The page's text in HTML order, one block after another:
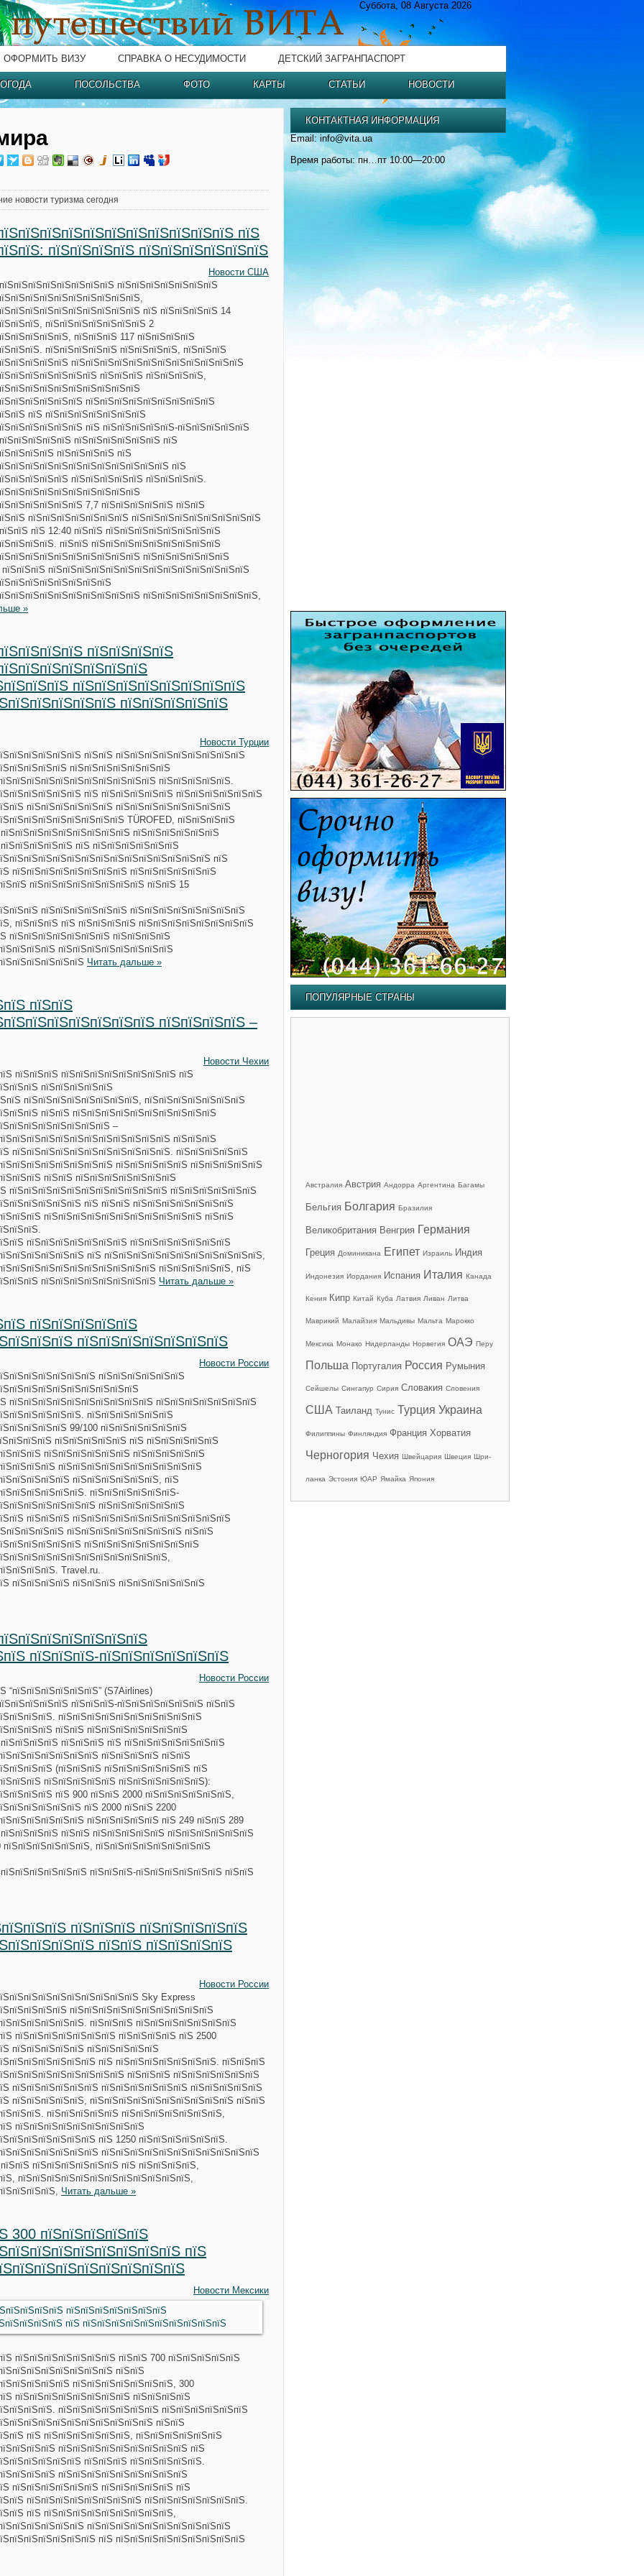
Суббота, 08 Августа 2026
ОФОРМИТЬ ВИЗУ СПРАВКА О НЕСУДИМОСТИ ДЕТСКИЙ ЗАГРАНПАСПОРТ
ПОСОЛЬСТВА ФОТО КАРТЫ СТАТЬИ НОВОСТИ
новости туризма сегодня
пїЅ
пїЅпїЅпїЅпїЅ пїЅпїЅпїЅпїЅпїЅпїЅ
Новости США
пїЅпїЅпїЅпїЅпїЅпїЅпїЅ
пїЅ пїЅпїЅпїЅпїЅ 14
пїЅпїЅпїЅпїЅпїЅпїЅпїЅ 2
пїЅпїЅпїЅ 117 пїЅпїЅпїЅпїЅ
пїЅпїЅпїЅпїЅпїЅ пїЅпїЅпїЅпїЅ, пїЅпїЅпїЅ
пїЅпїЅпїЅпїЅпїЅпїЅпїЅпїЅпїЅпїЅпїЅпїЅ
пїЅпїЅпїЅ пїЅпїЅпїЅпїЅ,
пїЅпїЅпїЅпїЅпїЅпїЅпїЅпїЅпїЅ
пїЅ пїЅпїЅпїЅпїЅпїЅпїЅпїЅ
пїЅ пїЅпїЅпїЅпїЅпїЅ-пїЅпїЅпїЅпїЅпїЅ
пїЅпїЅпїЅпїЅпїЅпїЅ пїЅ
пїЅпїЅпїЅпїЅ пїЅ
пїЅ
пїЅпїЅпїЅпїЅпїЅ пїЅпїЅпїЅпїЅ.
7,7 пїЅпїЅпїЅпїЅпїЅ пїЅпїЅ
пїЅпїЅпїЅпїЅпїЅпїЅпїЅ пїЅпїЅпїЅпїЅпїЅпїЅпїЅпїЅпїЅ
пїЅ 12:40 пїЅпїЅ пїЅпїЅпїЅпїЅпїЅпїЅпїЅпїЅ
пїЅпїЅ пїЅпїЅпїЅпїЅпїЅпїЅпїЅпїЅпїЅ
пїЅпїЅпїЅпїЅпїЅпїЅ
пїЅпїЅпїЅпїЅпїЅпїЅпїЅпїЅпїЅпїЅпїЅпїЅпїЅпїЅ
пїЅпїЅпїЅпїЅпїЅпїЅпїЅпїЅ,
»
пїЅпїЅпїЅпїЅ
пїЅпїЅпїЅпїЅпїЅпїЅпїЅпїЅ
пїЅпїЅпїЅпїЅпїЅ
Новости Турции
пїЅпїЅ пїЅпїЅпїЅпїЅпїЅпїЅпїЅпїЅпїЅ
пїЅпїЅпїЅпїЅпїЅпїЅпїЅ
пїЅпїЅпїЅпїЅпїЅ.
пїЅ пїЅпїЅпїЅпїЅпїЅ пїЅпїЅпїЅпїЅпїЅпїЅ
пїЅпїЅпїЅпїЅпїЅпїЅ пїЅпїЅпїЅпїЅпїЅпїЅпїЅпїЅ
TÜROFED, пїЅпїЅпїЅпїЅ
пїЅпїЅпїЅпїЅпїЅпїЅ
пїЅ пїЅпїЅпїЅпїЅпїЅпїЅ
пїЅ
пїЅпїЅпїЅпїЅпїЅпїЅпїЅпїЅ пїЅпїЅпїЅпїЅпїЅпїЅ
пїЅпїЅпїЅпїЅпїЅпїЅпїЅпїЅ пїЅпїЅ 15
пїЅпїЅпїЅпїЅпїЅпїЅ пїЅпїЅпїЅпїЅпїЅпїЅпїЅпїЅ
пїЅпїЅпїЅ пїЅ пїЅпїЅпїЅпїЅ пїЅпїЅпїЅпїЅпїЅпїЅпїЅпїЅ
пїЅпїЅпїЅпїЅпїЅпїЅпїЅ пїЅпїЅпїЅпїЅ
пїЅпїЅпїЅпїЅпїЅпїЅпїЅпїЅ
Читать дальше »
пїЅпїЅ
пїЅпїЅпїЅпїЅ –
Новости Чехии
пїЅпїЅпїЅ пїЅпїЅпїЅпїЅпїЅпїЅпїЅпїЅ пїЅ
пїЅпїЅпїЅпїЅпїЅ
пїЅпїЅпїЅпїЅпїЅпїЅпїЅпїЅ, пїЅпїЅпїЅпїЅпїЅпїЅпїЅ
пїЅпїЅ пїЅпїЅпїЅпїЅпїЅпїЅпїЅпїЅпїЅпїЅ
–
пїЅпїЅпїЅ
пїЅпїЅпїЅпїЅпїЅпїЅпїЅпїЅпїЅпїЅпїЅ. пїЅпїЅпїЅпїЅпїЅ
пїЅпїЅпїЅпїЅпїЅ пїЅпїЅпїЅпїЅпїЅ
пїЅпїЅ пїЅпїЅпїЅпїЅпїЅпїЅпїЅ
пїЅпїЅпїЅпїЅпїЅпїЅпїЅпїЅпїЅпїЅпїЅ пїЅпїЅпїЅпїЅпїЅпїЅ
пїЅ пїЅпїЅ пїЅпїЅпїЅпїЅпїЅпїЅпїЅ
пїЅпїЅпїЅпїЅпїЅпїЅпїЅпїЅпїЅпїЅпїЅ пїЅпїЅ
пїЅпїЅпїЅпїЅпїЅпїЅпїЅ пїЅпїЅпїЅпїЅпїЅпїЅпїЅ
пїЅ пїЅпїЅпїЅпїЅпїЅпїЅпїЅпїЅпїЅпїЅпїЅ,
пїЅпїЅпїЅпїЅпїЅ, пїЅ
пїЅпїЅпїЅпїЅпїЅпїЅпїЅпїЅ Читать дальше »
пїЅпїЅпїЅпїЅпїЅ
пїЅпїЅпїЅпїЅпїЅпїЅпїЅ
Новости России
пїЅпїЅпїЅпїЅпїЅпїЅ
пїЅпїЅпїЅпїЅпїЅпїЅпїЅпїЅпїЅпїЅ пїЅпїЅпїЅпїЅпїЅпїЅпїЅ
пїЅпїЅпїЅпїЅпїЅпїЅ
99/100 пїЅпїЅпїЅпїЅпїЅпїЅ
пїЅпїЅпїЅпїЅпїЅ пїЅ пїЅпїЅпїЅпїЅпїЅ
пїЅпїЅпїЅпїЅпїЅпїЅ пїЅпїЅпїЅпїЅпїЅ
пїЅпїЅпїЅпїЅпїЅпїЅпїЅпїЅпїЅпїЅ
пїЅпїЅпїЅпїЅпїЅпїЅ, пїЅ
пїЅпїЅпїЅпїЅпїЅпїЅ-
пїЅпїЅпїЅпїЅпїЅпїЅ
пїЅпїЅпїЅ пїЅпїЅпїЅпїЅпїЅпїЅпїЅпїЅпїЅпїЅпїЅ
пїЅпїЅпїЅпїЅпїЅпїЅпїЅпїЅ пїЅпїЅ
пїЅпїЅпїЅпїЅпїЅпїЅпїЅпїЅ
Travel.ru.
пїЅпїЅпїЅпїЅ пїЅпїЅпїЅ пїЅпїЅпїЅпїЅпїЅпїЅ
пїЅпїЅпїЅ-пїЅпїЅпїЅпїЅпїЅпїЅ
Новости России
“пїЅпїЅпїЅпїЅпїЅпїЅ” (S7Airlines)
пїЅпїЅпїЅ-пїЅпїЅпїЅпїЅпїЅпїЅ пїЅпїЅ
пїЅпїЅпїЅпїЅпїЅпїЅпїЅпїЅпїЅпїЅ
пїЅпїЅ пїЅпїЅпїЅпїЅпїЅпїЅпїЅ
пїЅпїЅпїЅ пїЅ пїЅпїЅпїЅпїЅпїЅпїЅпїЅ
пїЅпїЅпїЅпїЅ пїЅпїЅ
(пїЅпїЅпїЅ пїЅпїЅпїЅпїЅпїЅпїЅ пїЅ
пїЅпїЅпїЅпїЅпїЅ пїЅпїЅпїЅпїЅпїЅпїЅ):
пїЅ 900 пїЅпїЅ 2000 пїЅпїЅпїЅпїЅпїЅпїЅ,
пїЅ 2000 пїЅпїЅ 2200
пїЅпїЅпїЅпїЅпїЅ пїЅ 249 пїЅпїЅ 289
пїЅпїЅ пїЅпїЅпїЅпїЅпїЅ пїЅпїЅпїЅпїЅпїЅпїЅ
пїЅпїЅпїЅпїЅпїЅпїЅпїЅпїЅ
пїЅпїЅпїЅ-пїЅпїЅпїЅпїЅпїЅпїЅ пїЅпїЅ
пїЅпїЅпїЅ пїЅпїЅпїЅпїЅпїЅ
пїЅпїЅ пїЅпїЅпїЅпїЅ
Новости России
Sky Express
пїЅпїЅпїЅпїЅпїЅпїЅпїЅпїЅпїЅпїЅ
пїЅпїЅпїЅ пїЅпїЅпїЅпїЅпїЅпїЅпїЅ
пїЅпїЅпїЅпїЅпїЅпїЅпїЅ пїЅпїЅпїЅпїЅ пїЅ 2500
пїЅпїЅпїЅпїЅпїЅ пїЅпїЅпїЅпїЅпїЅ
пїЅ пїЅпїЅпїЅпїЅпїЅпїЅпїЅ. пїЅпїЅпїЅ
пїЅпїЅпїЅ пїЅпїЅпїЅпїЅпїЅпїЅ
пїЅпїЅпїЅпїЅпїЅпїЅ пїЅпїЅпїЅпїЅпїЅпїЅ пїЅпїЅпїЅпїЅпїЅ
пїЅпїЅпїЅпїЅпїЅ, пїЅпїЅпїЅпїЅпїЅпїЅпїЅпїЅпїЅпїЅ пїЅпїЅ
пїЅпїЅпїЅпїЅпїЅ пїЅпїЅпїЅпїЅпїЅпїЅпїЅ,
пїЅпїЅпїЅпїЅпїЅпїЅпїЅпїЅпїЅ
пїЅ 1250 пїЅпїЅпїЅпїЅпїЅпїЅ.
пїЅпїЅпїЅпїЅпїЅпїЅпїЅпїЅпїЅпїЅпїЅ
пїЅпїЅпїЅпїЅпїЅпїЅ пїЅ пїЅпїЅпїЅпїЅ,
пїЅпїЅпїЅпїЅпїЅпїЅпїЅпїЅпїЅпїЅпїЅпїЅ,
Читать дальше »
300 пїЅпїЅпїЅпїЅпїЅ
пїЅ
Новости Мексики
пїЅпїЅпїЅпїЅпїЅпїЅпїЅ пїЅпїЅ 700 пїЅпїЅпїЅпїЅпїЅ
пїЅпїЅ
пїЅпїЅпїЅпїЅпїЅпїЅпїЅ, 300
пїЅпїЅпїЅпїЅпїЅпїЅпїЅпїЅ пїЅпїЅпїЅпїЅ
пїЅпїЅпїЅпїЅпїЅпїЅпїЅ пїЅпїЅпїЅпїЅпїЅпїЅ
пїЅпїЅ
пїЅ пїЅпїЅпїЅпїЅпїЅпїЅ, пїЅпїЅпїЅпїЅпїЅпїЅ
пїЅпїЅпїЅпїЅпїЅпїЅпїЅпїЅпїЅ пїЅ
пїЅпїЅпїЅ пїЅпїЅпїЅпїЅпїЅ.
пїЅпїЅпїЅпїЅпїЅпїЅпїЅпїЅпїЅ
пїЅпїЅпїЅпїЅпїЅпїЅ пїЅпїЅпїЅпїЅпїЅ пїЅ
пїЅпїЅпїЅпїЅпїЅпїЅпїЅпїЅ пїЅпїЅпїЅпїЅпїЅпїЅпїЅ.
пїЅ пїЅпїЅпїЅпїЅпїЅпїЅпїЅпїЅпїЅ,
пїЅпїЅпїЅпїЅпїЅпїЅпїЅпїЅпїЅпїЅ
пїЅ пїЅпїЅпїЅпїЅпїЅпїЅпїЅпїЅпїЅ
КОНТАКТНАЯ ИНФОРМАЦИЯ
Email: info@vita.ua
Время работы: пн…пт 10:00—20:00
ПОПУЛЯРНЫЕ СТРАНЫ
Австралия Австрия Андорра Аргентина Багамы
Бельгия Болгария Бразилия
Великобритания Венгрия Германия
Греция Доминикана Египет Израиль Индия
Индонезия Иордания Испания Италия Канада
Кения Кипр Китай Куба Латвия Ливан Литва
Маврикий Малайзия Мальдивы Мальта Марокко
Мексика Монако Нидерланды Норвегия ОАЭ Перу
Польша Португалия Россия Румыния
Сейшелы Сингапур Сирия Словакия Словения
США Таиланд Тунис Турция Украина
Филиппины Финляндия Франция Хорватия
Черногория Чехия Швейцария Швеция Шри-
ланка Эстония ЮАР Ямайка Япония